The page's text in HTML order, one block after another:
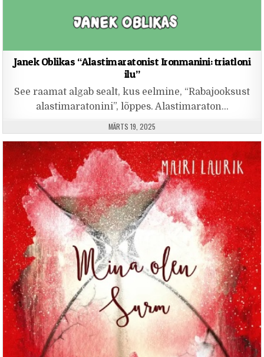
Janek Oblikas “Alastimaratonist Ironmanini: triatloni
ilu”
See raamat algab sealt, kus eelmine, “Rabajooksust
alastimaratonini”, lõppes. Alastimaraton…
PUBLISHED DATE:
MÄRTS 19, 2025